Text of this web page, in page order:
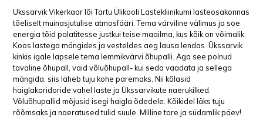
Ükssarvik Vikerkaar lõi Tartu Ülikooli Lastekliinikumi lasteosakonnas
tõeliselt muinasjutulise atmosfääri. Tema värviline välimus ja soe
energia tõid palatitesse justkui teise maailma, kus kõik on võimalik.
Koos lastega mängides ja vesteldes aeg lausa lendas. Ükssarvik
kinkis igale lapsele tema lemmikvärvi õhupalli. Aga see polnud
tavaline õhupall, vaid võluõhupall- kui seda vaadata ja sellega
mängida, siis läheb tuju kohe paremaks. Nii kõlasid
haiglakoridoride vahel laste ja Ükssarvikute naerukilked.
Võluõhupallid mõjusid isegi haigla õdedele. Kõikidel läks tuju
rõõmsaks ja naeratused tulid suule. Milline tore ja südamlik päev!